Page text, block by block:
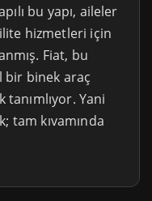
bu yapı, aileler
hizmetleri için
Fiat, bu
bir binek araç
tanımlıyor. Yani
tam kıvamında